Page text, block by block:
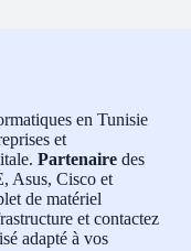
en Tunisie
et
Partenaire des
Asus, Cisco et
de matériel
et contactez
adapté à vos